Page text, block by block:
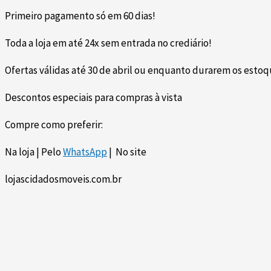
Primeiro pagamento só em 60 dias!
Toda a loja em até 24x sem entrada no crediário!
Ofertas válidas até 30 de abril ou enquanto durarem os
Descontos especiais para compras à vista
Compre como preferir:
Na loja | PeloWhatsApp | No site
lojascidadosmoveis.com.br